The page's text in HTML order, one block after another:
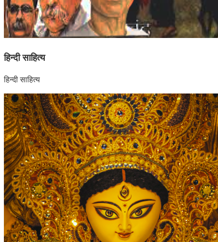
हिन्दी साहित्य
हिन्दी साहित्य